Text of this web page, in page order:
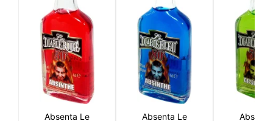
Absenta Le
Absenta Le
Ce site web utilise des cookies
Notre site web utilise des cookies capables de lire,
stocker et écrire des informations sur votre
navigateur et votre appareil. Les informations